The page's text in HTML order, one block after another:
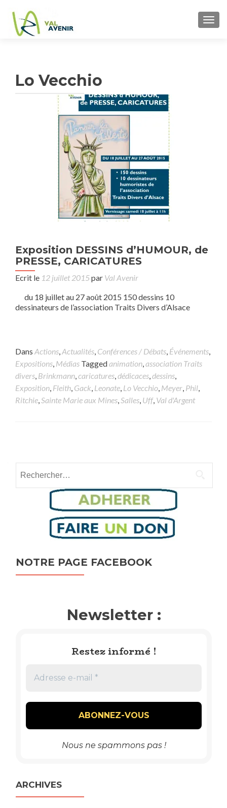
Lo Vecchio
Exposition DESSINS d’HUMOUR, de
PRESSE, CARICATURES
Ecrit le 12 juillet 2015par Val Avenir
du 18 juillet au 27 août 2015 150 dessins 10
dessinateurs de l’association Traits Divers d’Alsace
Dans Actions,Actualités, Conférences / Débats, Événements,
Expositions, Médias Taggedanimation,association Traits
divers, Brinkmann,caricatures,dédicaces,dessins,
Exposition, Fleith, Gack, Leonate, Lo Vecchio, Meyer, Phil,
Ritchie,Sainte Marie aux Mines,Salles, Uff, Val d'Argent
navigation
NOTRE PAGE FACEBOOK
Newsletter :
Restez informé !
Nous ne spammons pas !
ARCHIVES